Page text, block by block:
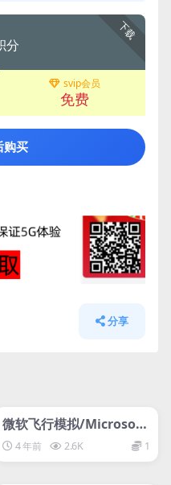
下载
分
svip会员
免费
购买
分享
微软飞行模拟/Microsoft
Flight Simulator微软模
拟飞行2020
4 年前 2.6K 1